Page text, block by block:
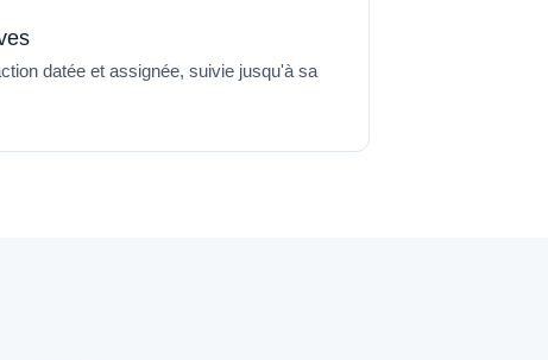
datée et assignée, suivie jusqu'à sa